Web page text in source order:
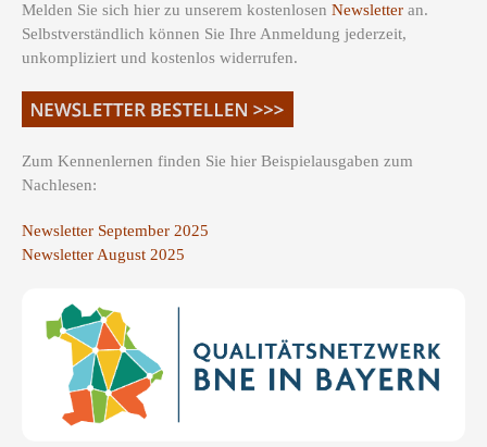
Melden Sie sich hier zu unserem kostenlosen Newsletter an.
Selbstverständlich können Sie Ihre Anmeldung jederzeit,
unkompliziert und kostenlos widerrufen.
Zum Kennenlernen finden Sie hier Beispielausgaben zum
Nachlesen:
Newsletter September 2025
Newsletter August 2025